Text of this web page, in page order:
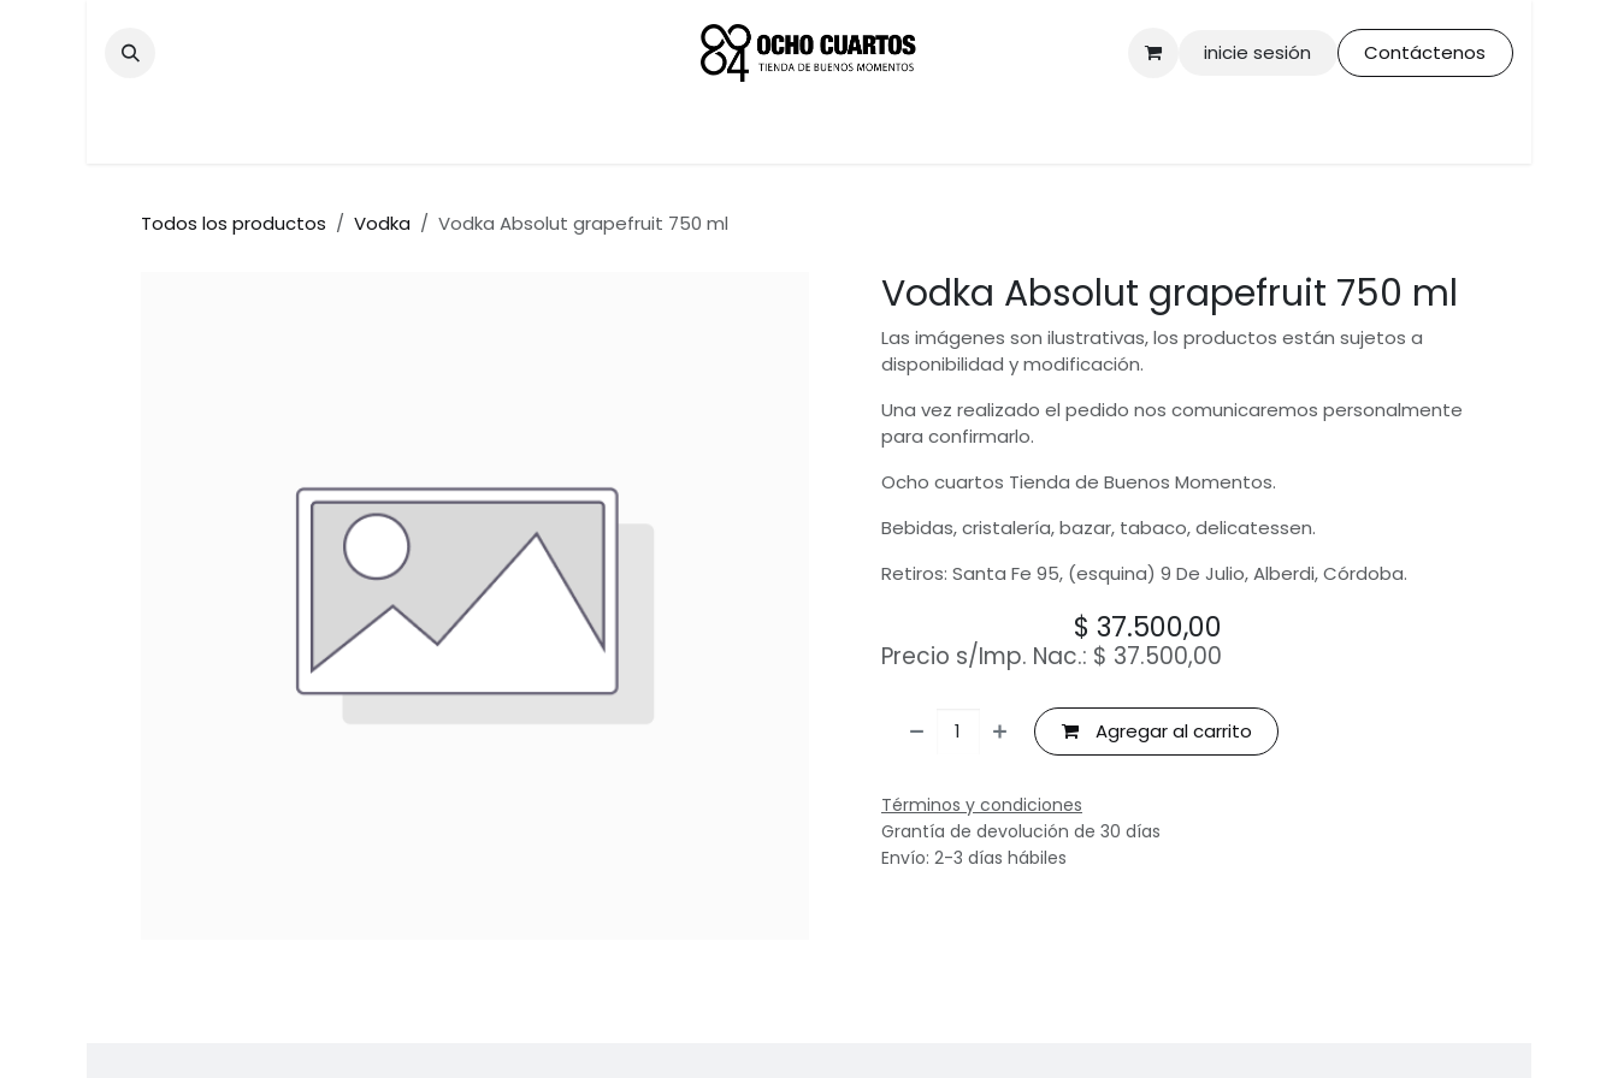
inicie sesión
Contáctenos
Todos los productos Vodka Vodka Absolut grapefruit 750 ml
Vodka Absolut grapefruit 750 ml
Las imágenes son ilustrativas, los productos están sujetos a
disponibilidad y modificación.
Una vez realizado el pedido nos comunicaremos personalmente
para confirmarlo.
Ocho cuartos Tienda de Buenos Momentos.
Bebidas, cristalería, bazar, tabaco, delicatessen.
Retiros: Santa Fe 95, (esquina) 9 De Julio, Alberdi, Córdoba.
$ 37.500,00
Precio s/Imp. Nac.: $ 37.500,00
Agregar al carrito
Términos y condiciones
Grantía de devolución de 30 días
Envío: 2-3 días hábiles